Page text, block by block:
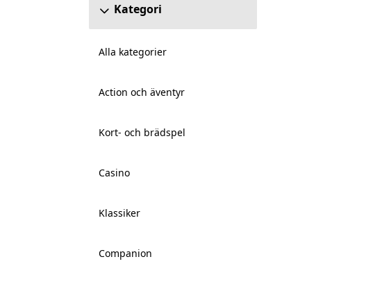
Kategori
Alla kategorier
Action och äventyr
Kort- och brädspel
Casino
Klassiker
Companion